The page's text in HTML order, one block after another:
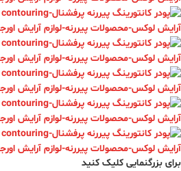
برای بزرگنمایی کلیک کنید